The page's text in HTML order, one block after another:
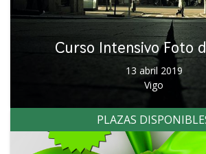
Curso Intensivo Foto
13 abril 2019
Vigo
PLAZAS